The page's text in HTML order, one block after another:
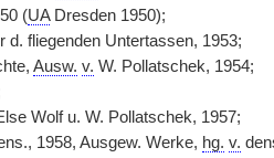
(UADresden 1950);
d. fliegenden Untertassen, 1953;
Ausw. v. W. Pollatschek, 1954;
Wolf u. W. Pollatschek, 1957;
1958, Ausgew. Werke, hg. v.